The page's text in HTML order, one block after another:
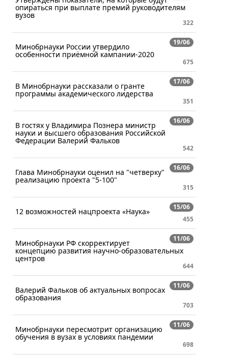
опираться при выплате премий руководителям
вузов
322
19/06
Минобрнауки России утвердило
особенности приёмной кампании-2020
675
17/06
В Минобрнауки рассказали о гранте
программы академического лидерства
351
16/06
В гостях у Владимира Познера министр
науки и высшего образования Российской
Федерации Валерий Фальков
542
16/06
Глава Минобрнауки оценил на "четверку"
реализацию проекта "5-100"
315
15/06
12 возможностей нацпроекта «Наука»
455
11/06
Минобрнауки РФ скорректирует
концепцию развития научно-образовательных
центров
644
11/06
Валерий Фальков об актуальных вопросах
образования
703
11/06
Минобрнауки пересмотрит организацию
обучения в вузах в условиях пандемии
698